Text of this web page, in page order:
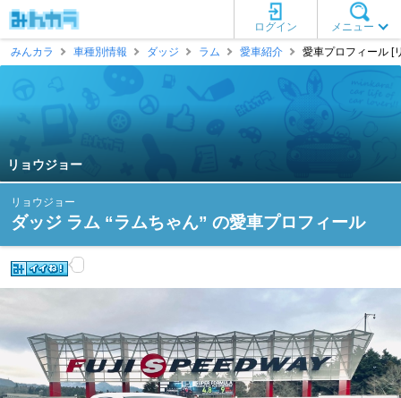
メニュー
ログイン
みんカラ
車種別情報 ダッジ ラム 愛車紹介 愛車プロフィール [
リョウジョー
リョウジョー
ダッジ ラム “ラムちゃん” の愛車プロフィール